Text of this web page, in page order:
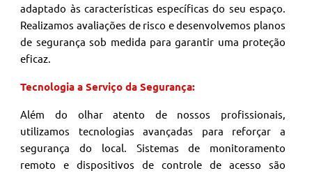
adaptado às características específicas do seu espaço.
Realizamos avaliações de risco e desenvolvemos planos
de segurança sob medida para garantir uma proteção
eficaz.
Tecnologia a Serviço da Segurança:
Além do olhar atento de nossos profissionais,
utilizamos tecnologias avançadas para reforçar a
segurança do local. Sistemas de monitoramento
remoto e dispositivos de controle de acesso são